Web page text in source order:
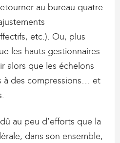
au bureau quatre
etc.). Ou, plus
les hauts gestionnaires
alors que les échelons
à des compressions… et
au peu d’efforts que la
dans son ensemble,